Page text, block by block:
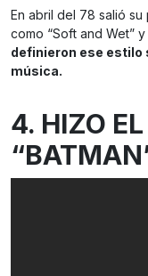
En abril del 78 salió
como “Soft and Wet” y
definieron ese estilo
música.
4. HIZO